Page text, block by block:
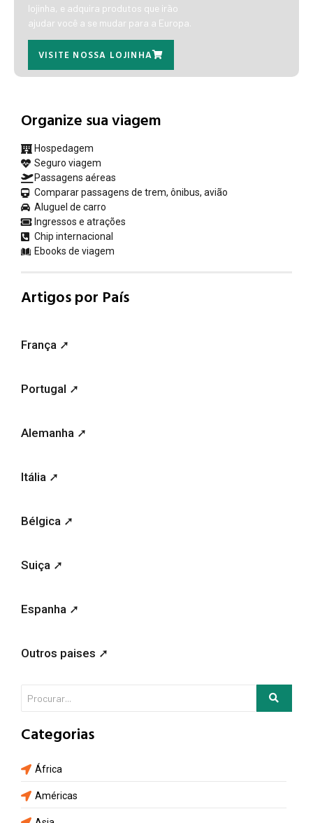
lojinha, e adquira produtos que irão
ajudar você a se mudar para a Europa.
VISITE NOSSA LOJINHA
Organize sua viagem
Hospedagem
Seguro viagem
Passagens aéreas
Comparar passagens de trem, ônibus, avião
Aluguel de carro
Ingressos e atrações
Chip internacional
Ebooks de viagem
Artigos por País
França ➚
Portugal ➚
Alemanha ➚
Itália ➚
Bélgica ➚
Suiça ➚
Espanha ➚
Outros paises ➚
Categorias
África
Américas